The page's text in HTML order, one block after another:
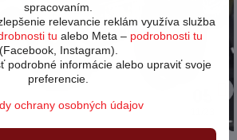
spracovaním.
relevancie reklám využíva služba
tu alebo Meta – podrobnosti tu
(Facebook, Instagram).
podrobné informácie alebo upraviť svoje
preferencie.
ochrany osobných údajov